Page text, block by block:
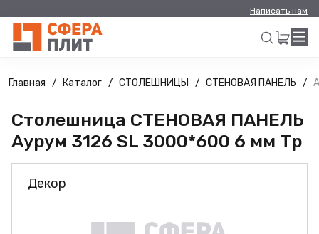
Написать нам
Искать
Главная Каталог СТОЛЕШНИЦЫ СТЕНОВАЯ ПАНЕЛЬ
Столешница СТЕНОВАЯ ПАНЕЛЬ
Аурум 3126 SL 3000*600 6 мм Тр
Декор